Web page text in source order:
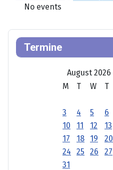
No events
Termine
August 2026
M
T W T
3
4 5 6
10
11 12 13
17
18 19 20
24
25 26 27
31